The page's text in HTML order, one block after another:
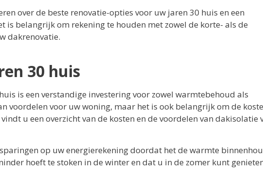
over de beste renovatie-opties voor uw jaren 30 huis en een
is belangrijk om rekening te houden met zowel de korte- als de
dakrenovatie.
30 huis
is een verstandige investering voor zowel warmtebehoud als
voordelen voor uw woning, maar het is ook belangrijk om de
u een overzicht van de kosten en de voordelen van dakisolatie
op uw energierekening doordat het de warmte
hoeft te stoken in de winter en dat u in de zomer kunt